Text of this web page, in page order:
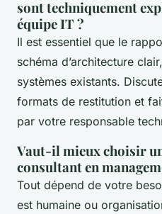
sont techniquement
équipe IT ?
Il est essentiel que le
schéma d’architecture
systèmes existants.
formats de restitution et
par votre responsable
Vaut-il mieux choisir
consultant en
Tout dépend de votre
est humaine ou